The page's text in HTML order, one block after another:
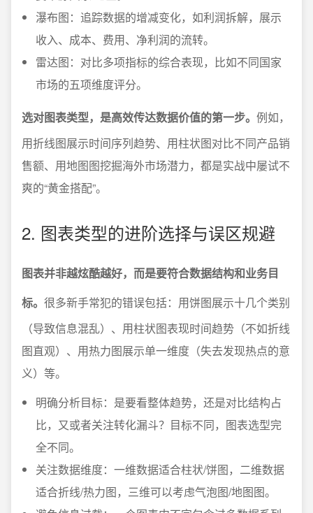
瀑布图：追踪数据的增减变化，如利润拆解，展示
收入、成本、费用、净利润的流转。
雷达图：对比多项指标的综合表现，比如不同国家
市场的五项维度评分。
选对图表类型，是高效传达数据价值的第一步。 例如，
用折线图展示时间序列趋势、用柱状图对比不同产品销
售额、用地图图挖掘海外市场潜力，都是实战中屡试不
爽的“黄金搭配”。
2. 图表类型的进阶选择与误区规避
图表并非越炫酷越好，而是要符合数据结构和业务目
标。 很多新手常犯的错误包括：用饼图展示十几个类别
（导致信息混乱）、用柱状图表现时间趋势（不如折线
图直观）、用热力图展示单一维度（失去发现热点的意
义）等。
明确分析目标：是要看整体趋势，还是对比结构占
比，又或者关注转化漏斗？目标不同，图表选型完
全不同。
关注数据维度：一维数据适合柱状/饼图，二维数据
适合折线/热力图，三维可以考虑气泡图/地图图。